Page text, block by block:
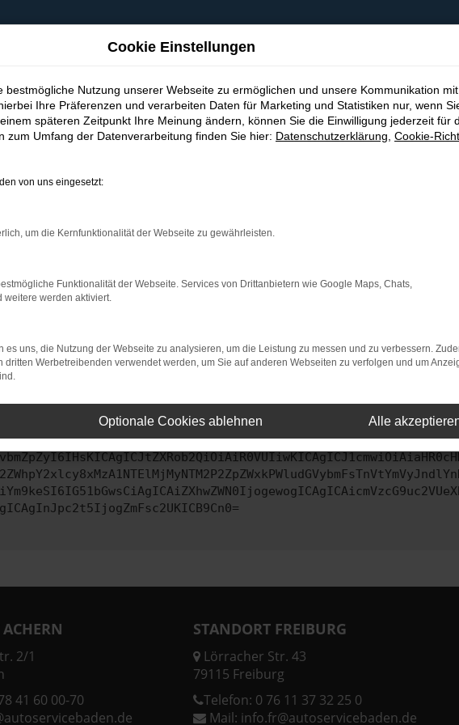
bestimmter Seiten verhindern. Funktioniert die Seite in einem anderen
beheben.
auf dem neuesten Stand sind.
kann auch dazu führen, dass bestimmte Funktionen nicht mehr
uns bitte. Wir werden versuchen, das Problem zu beheben. Du kannst
2/1
41 60 00-70
STANDORT FREIBURG
Lörracher Str. 43
79115 Freiburg
Telefon: 0 76 11 37 32 25 0
Mail: info.fr@autoservicebaden.de
Cookie Einstellungen
bestmögliche Nutzung unserer Webseite zu ermöglichen und unsere Kommunikation
Ihre Präferenzen und verarbeiten Daten für Marketing und Statistiken nur, wenn
späteren Zeitpunkt Ihre Meinung ändern, können Sie die Einwilligung jederzeit für
zum Umfang der Datenverarbeitung finden Sie hier: Datenschutzerklärung Cookie-
von uns eingesetzt:
um die Kernfunktionalität der Webseite zu gewährleisten.
Funktionalität der Webseite. Services von Drittanbietern wie Google Maps, Chats,
weitere werden aktiviert.
es uns, die Nutzung der Webseite zu analysieren, um die Leistung zu messen und zu verbessern.
dritten Werbetreibenden verwendet werden, um Sie auf anderen Webseiten zu verfolgen und um
Optionale Cookies ablehnen Alle